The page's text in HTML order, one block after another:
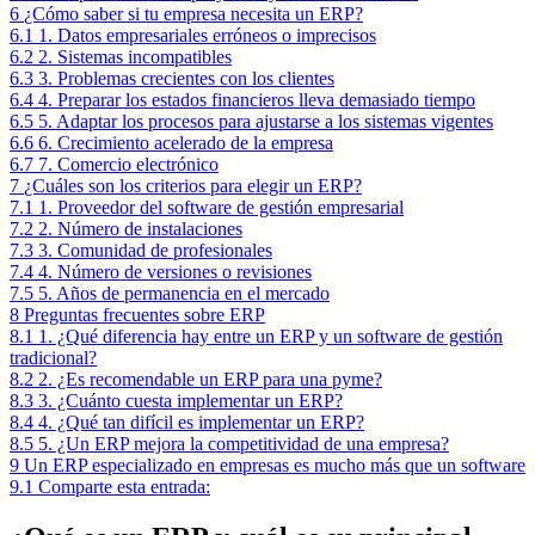
6 ¿Cómo saber si tu empresa necesita un ERP?
6.1 1. Datos empresariales erróneos o imprecisos
6.2 2. Sistemas incompatibles
6.3 3. Problemas crecientes con los clientes
6.4 4. Preparar los estados financieros lleva demasiado tiempo
6.5 5. Adaptar los procesos para ajustarse a los sistemas vigentes
6.6 6. Crecimiento acelerado de la empresa
6.7 7. Comercio electrónico
7 ¿Cuáles son los criterios para elegir un ERP?
7.1 1. Proveedor del software de gestión empresarial
7.2 2. Número de instalaciones
7.3 3. Comunidad de profesionales
7.4 4. Número de versiones o revisiones
7.5 5. Años de permanencia en el mercado
8 Preguntas frecuentes sobre ERP
8.1 1. ¿Qué diferencia hay entre un ERP y un software de gestión
tradicional?
8.2 2. ¿Es recomendable un ERP para una pyme?
8.3 3. ¿Cuánto cuesta implementar un ERP?
8.4 4. ¿Qué tan difícil es implementar un ERP?
8.5 5. ¿Un ERP mejora la competitividad de una empresa?
9 Un ERP especializado en empresas es mucho más que un software
9.1 Comparte esta entrada: